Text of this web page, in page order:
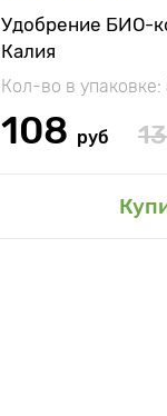
Удобрение БИО-
Калия
Кол-во в упаковке:
108 руб